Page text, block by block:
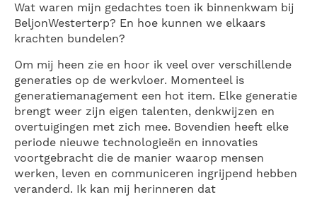
Wat waren mijn gedachtes toen ik binnenkwam bij
BeljonWesterterp? En hoe kunnen we elkaars
krachten bundelen?
Om mij heen zie en hoor ik veel over verschillende
generaties op de werkvloer. Momenteel is
generatiemanagement een hot item. Elke generatie
brengt weer zijn eigen talenten, denkwijzen en
overtuigingen met zich mee. Bovendien heeft elke
periode nieuwe technologieën en innovaties
voortgebracht die de manier waarop mensen
werken, leven en communiceren ingrijpend hebben
veranderd. Ik kan mij herinneren dat